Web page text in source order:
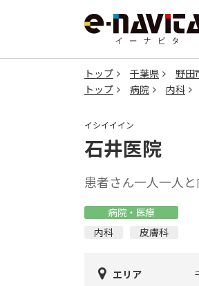
トップ 千葉県 野田
トップ
病院 内科
イシイイイン
石井医院
患者さん一人一人
病院・医療
内科
皮膚科
エリア